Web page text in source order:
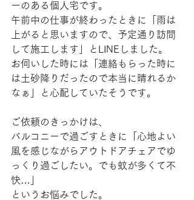
ーのある個人宅です。
午前中の仕事が終わったときに「雨は
上がると思いますので、予定通り訪問
して施工します」とLINEしました。
お伺いした時には「連絡もらった時に
は土砂降りだったので本当に晴れるか
なぁ」と心配していたそうです。
ご依頼のきっかけは、
バルコニーで過ごすときに「心地よい
風を感じながらアウトドアチェアでゆ
っくり過ごしたい。でも蚊が多くて不
快…」
というお悩みでした。